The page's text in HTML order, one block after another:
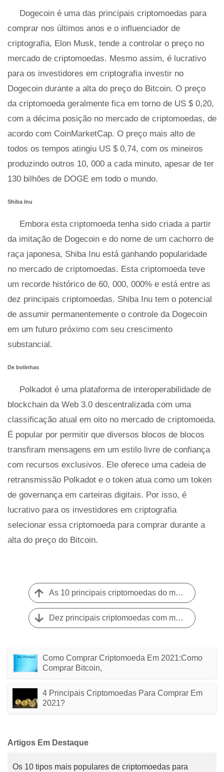
Dogecoin é uma das principais criptomoedas para
comprar nos últimos anos e o influenciador de
criptografia, Elon Musk, tende a controlar o preço no
mercado de criptomoedas. Mesmo assim, é lucrativo
para os investidores em criptografia investir no
Dogecoin durante a alta do preço do Bitcoin. O preço
da criptomoeda geralmente fica em torno de US $ 0,20,
com a décima posição no mercado de criptomoedas, de
acordo com CoinMarketCap. O preço mais alto de
todos os tempos atingiu US $ 0,74, com os mineiros
produzindo outros 10, 000 a cada minuto, apesar de ter
130 bilhões de DOGE em todo o mundo.
Shiba Inu
Embora esta criptomoeda tenha sido criada a partir
da imitação de Dogecoin e do nome de um cachorro de
raça japonesa, Shiba Inu está ganhando popularidade
no mercado de criptomoedas. Esta criptomoeda teve
um recorde histórico de 60, 000, 000% e está entre as
dez principais criptomoedas. Shiba Inu tem o potencial
de assumir permanentemente o controle da Dogecoin
em um futuro próximo com seu crescimento
substancial.
De bolinhas
Polkadot é uma plataforma de interoperabilidade de
blockchain da Web 3.0 descentralizada com uma
classificação atual em oito no mercado de criptomoeda.
É popular por permitir que diversos blocos de blocos
transfiram mensagens em um estilo livre de confiança
com recursos exclusivos. Ele oferece uma cadeia de
retransmissão Polkadot e o token atua como um token
de governança em carteiras digitais. Por isso, é
lucrativo para os investidores em criptografia
selecionar essa criptomoeda para comprar durante a
alta do preço do Bitcoin.
As 10 principais criptomoedas do metaverso para comprar para obter melhores retornos em 2022
Dez principais criptomoedas com melhor potencial do que Bitcoin
Como Comprar Criptomoeda Em 2021:como
Comprar Bitcoin,
4 Principais Criptomoedas Para Comprar Em
2021?
Artigos Em Destaque
Os 10 tipos mais populares de criptomoedas para